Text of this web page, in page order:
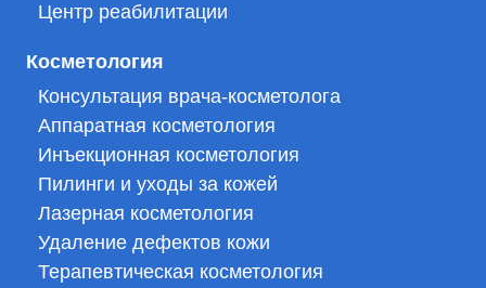
Центр реабилитации
Косметология
Консультация врача-косметолога
Аппаратная косметология
Инъекционная косметология
Пилинги и уходы за кожей
Лазерная косметология
Удаление дефектов кожи
Терапевтическая косметология